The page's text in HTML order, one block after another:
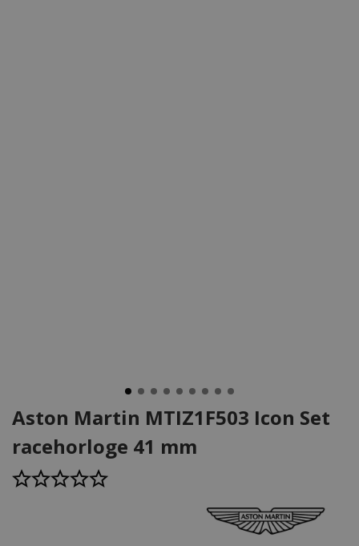
Aston Martin MTIZ1F503 Icon Set
racehorloge 41 mm